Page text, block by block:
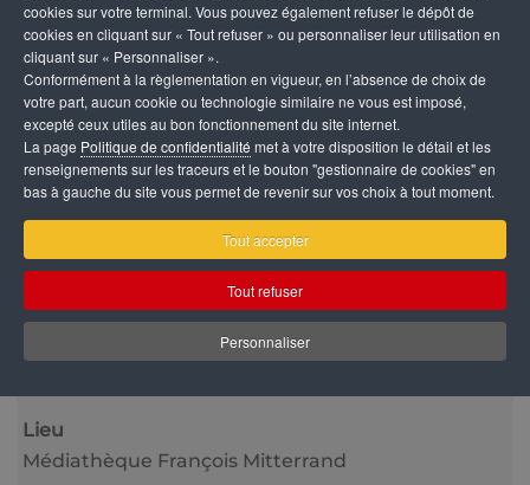
cookies sur votre terminal. Vous pouvez également refuser le dépôt de
cookies en cliquant sur « Tout refuser » ou personnaliser leur utilisation en
cliquant sur « Personnaliser ».
Conformément à la règlementation en vigueur, en l’absence de choix de
votre part, aucun cookie ou technologie similaire ne vous est imposé,
excepté ceux utiles au bon fonctionnement du site internet.
La page Politique de confidentialité met à votre disposition le détail et les
renseignements sur les traceurs et le bouton "gestionnaire de cookies" en
bas à gauche du site vous permet de revenir sur vos choix à tout moment.
Tout accepter
Tout refuser
Personnaliser
Vie culturelle
Date
Lieu
Médiathèque François Mitterrand